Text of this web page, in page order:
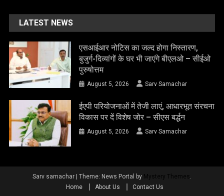
LATEST NEWS
एसआईआर नोटिस का जल्द होगा निस्तारण,
बुजुर्ग-दिव्यांगों के घर भी जाएंगे बीएलओ – सीईओ
पुरुषोत्तम
August 5, 2026 Sarv Samachar
ईएपी परियोजनाओं में तेजी लाएं, आधारभूत संरचना
विकास पर दें विशेष जोर – सीएस बर्द्धन
August 5, 2026 Sarv Samachar
Sarv samachar Theme: News Portal by Mystery Themes .
Home
About Us Contact Us